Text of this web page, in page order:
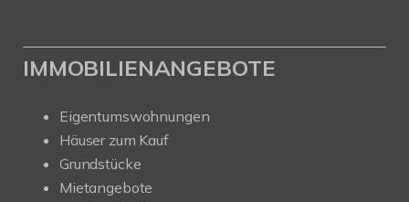
IMMOBILIENANGEBOTE
Eigentumswohnungen
Häuser zum Kauf
Grundstücke
Mietangebote